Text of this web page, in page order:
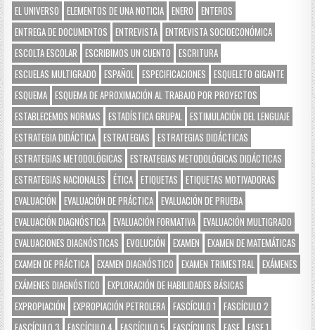
EL UNIVERSO
ELEMENTOS DE UNA NOTICIA ENERO
ENTEROS
ENTREGA DE DOCUMENTOS
ENTREVISTA ENTREVISTA SOCIOECONÓMICA
ESCOLTA ESCOLAR
ESCRIBIMOS UN CUENTO
ESCRITURA
ESCUELAS MULTIGRADO
ESPAÑOL ESPECIFICACIONES
ESQUELETO GIGANTE
ESQUEMA ESQUEMA DE APROXIMACIÓN AL TRABAJO POR PROYECTOS
ESTABLECEMOS NORMAS
ESTADÍSTICA GRUPAL
ESTIMULACIÓN DEL LENGUAJE
ESTRATEGIA DIDÁCTICA ESTRATEGIAS
ESTRATEGIAS DIDÁCTICAS
ESTRATEGIAS METODOLÓGICAS
ESTRATEGIAS METODOLÓGICAS DIDÁCTICAS
ESTRATEGIAS NACIONALES
ÉTICA ETIQUETAS
ETIQUETAS MOTIVADORAS
EVALUACIÓN
EVALUACIÓN DE PRÁCTICA EVALUACIÓN DE PRUEBA
EVALUACIÓN DIAGNÓSTICA EVALUACIÓN FORMATIVA EVALUACIÓN MULTIGRADO
EVALUACIONES DIAGNÓSTICAS
EVOLUCIÓN EXAMEN
EXAMEN DE MATEMÁTICAS
EXAMEN DE PRÁCTICA EXAMEN DIAGNÓSTICO EXAMEN TRIMESTRAL
EXÁMENES
EXÁMENES DIAGNÓSTICO
EXPLORACIÓN DE HABILIDADES BÁSICAS
EXPROPIACIÓN
EXPROPIACIÓN PETROLERA FASCÍCULO 1
FASCÍCULO 2
FASCÍCULO 3
FASCÍCULO 4 FASCÍCULO 5 FASCÍCULOS FASE FASE 1